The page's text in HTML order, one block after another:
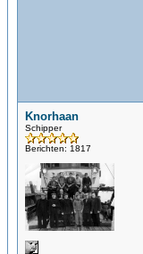
Knorhaan
Schipper
Berichten: 1817